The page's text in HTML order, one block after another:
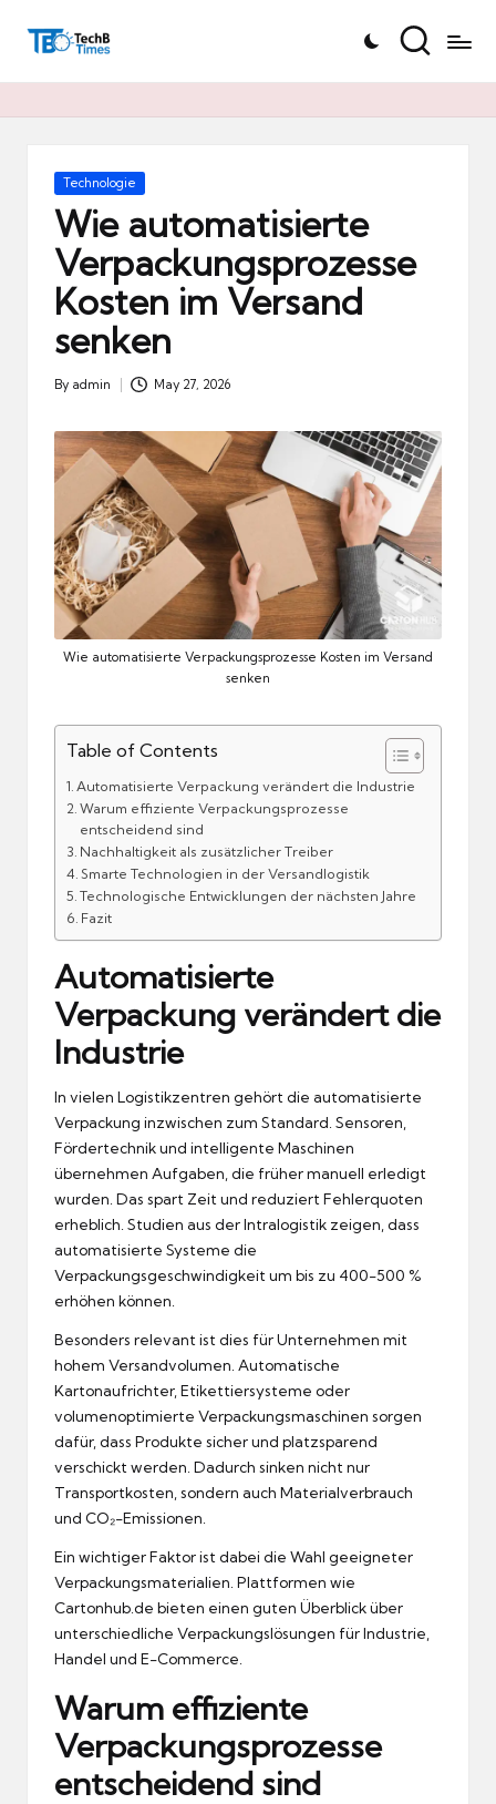
T
h
Posted
Technologie
Wie automatisierte
Verpackungsprozesse
Kosten im Versand
senken
Posted
By admin May 27, 2026
Wie automatisierte Verpackungsprozesse Kosten im Versand
senken
Table of Contents
Automatisierte Verpackung verändert die Industrie
Warum effiziente Verpackungsprozesse
entscheidend sind
Nachhaltigkeit als zusätzlicher Treiber
Smarte Technologien in der Versandlogistik
Technologische Entwicklungen der nächsten Jahre
Fazit
Automatisierte
Verpackung verändert die
Industrie
In vielen Logistikzentren gehört die automatisierte
Verpackung inzwischen zum Standard. Sensoren,
Fördertechnik und intelligente Maschinen
übernehmen Aufgaben, die früher manuell erledigt
wurden. Das spart Zeit und reduziert Fehlerquoten
erheblich. Studien aus der Intralogistik zeigen, dass
automatisierte Systeme die
Verpackungsgeschwindigkeit um bis zu 400-500 %
erhöhen können.
Besonders relevant ist dies für Unternehmen mit
hohem Versandvolumen. Automatische
Kartonaufrichter, Etikettiersysteme oder
volumenoptimierte Verpackungsmaschinen sorgen
dafür, dass Produkte sicher und platzsparend
verschickt werden. Dadurch sinken nicht nur
Transportkosten, sondern auch Materialverbrauch
und CO₂-Emissionen.
Ein wichtiger Faktor ist dabei die Wahl geeigneter
Verpackungsmaterialien. Plattformen wie
Cartonhub.de bieten einen guten Überblick über
unterschiedliche Verpackungslösungen für Industrie,
Handel und E-Commerce.
Warum effiziente
Verpackungsprozesse
entscheidend sind